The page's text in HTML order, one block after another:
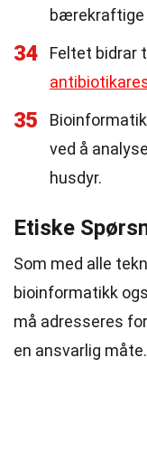
bærekraftige
34
Feltet bidrar
35
ved å
husdyr.
Etiske
Som med alle
bioinformatikk
må adresseres
en ansvarlig måte.